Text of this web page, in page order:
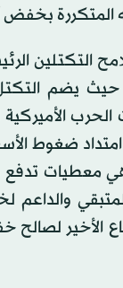
بخفض
يضم
الأميركية
فضلاً عن
معطيات
الأخير لصالح